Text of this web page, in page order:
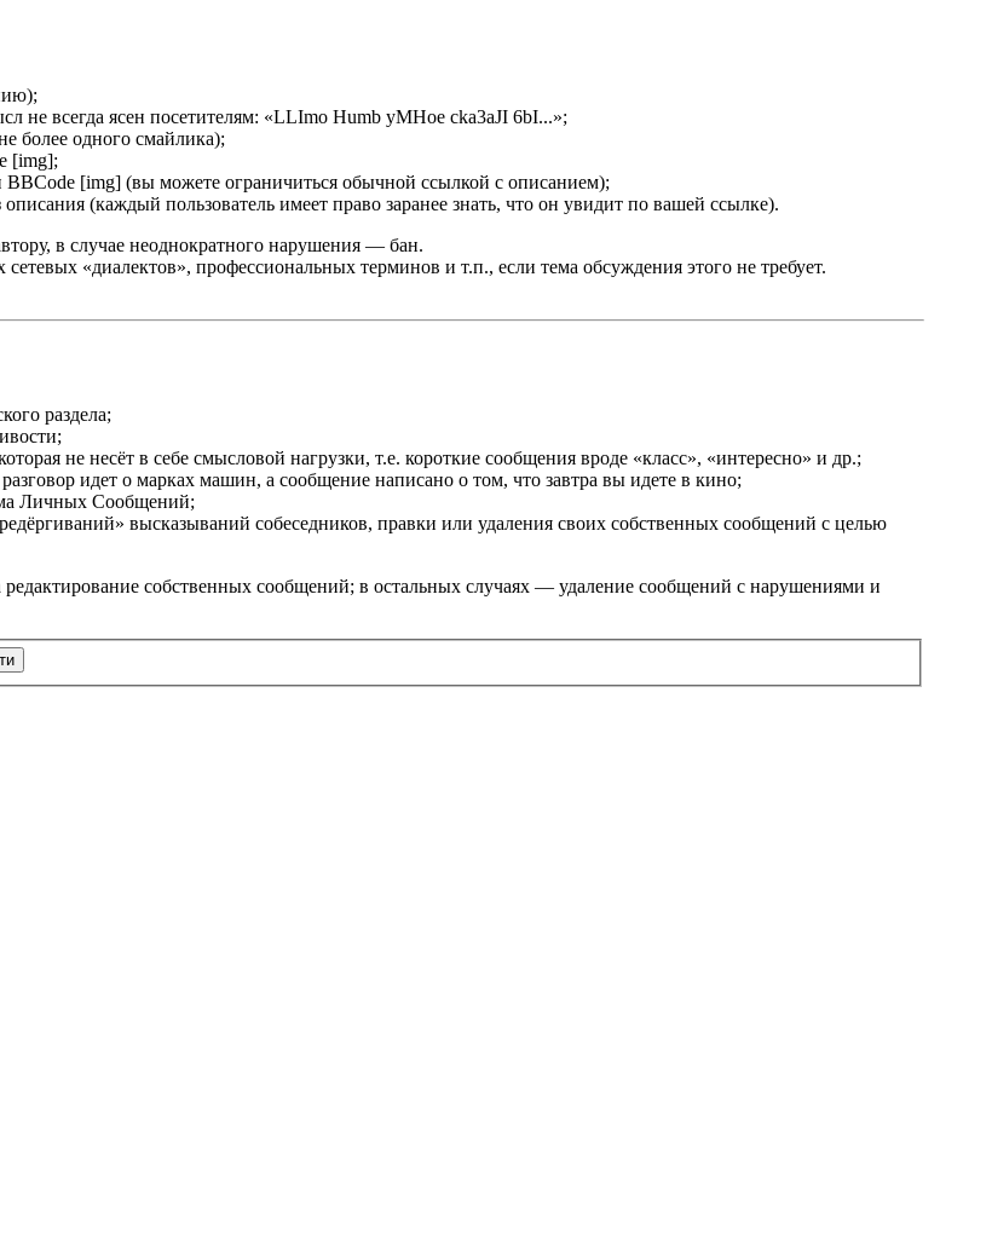
не всегда ясен посетителям: «LLImo Humb yMHoe cka3aJI 6bI...»;
более одного смайлика);
[img];
[img] (вы можете ограничиться обычной ссылкой с описанием);
(каждый пользователь имеет право заранее знать, что он увидит по вашей ссылке).
в случае неоднократного нарушения — бан.
«диалектов», профессиональных терминов и т.п., если тема обсуждения этого не требует.
раздела;
не несёт в себе смысловой нагрузки, т.е. короткие сообщения вроде «класс», «интересно» и др.;
идет о марках машин, а сообщение написано о том, что завтра вы идете в кино;
Личных Сообщений;
высказываний собеседников, правки или удаления своих собственных сообщений с целью
собственных сообщений; в остальных случаях — удаление сообщений с нарушениями и